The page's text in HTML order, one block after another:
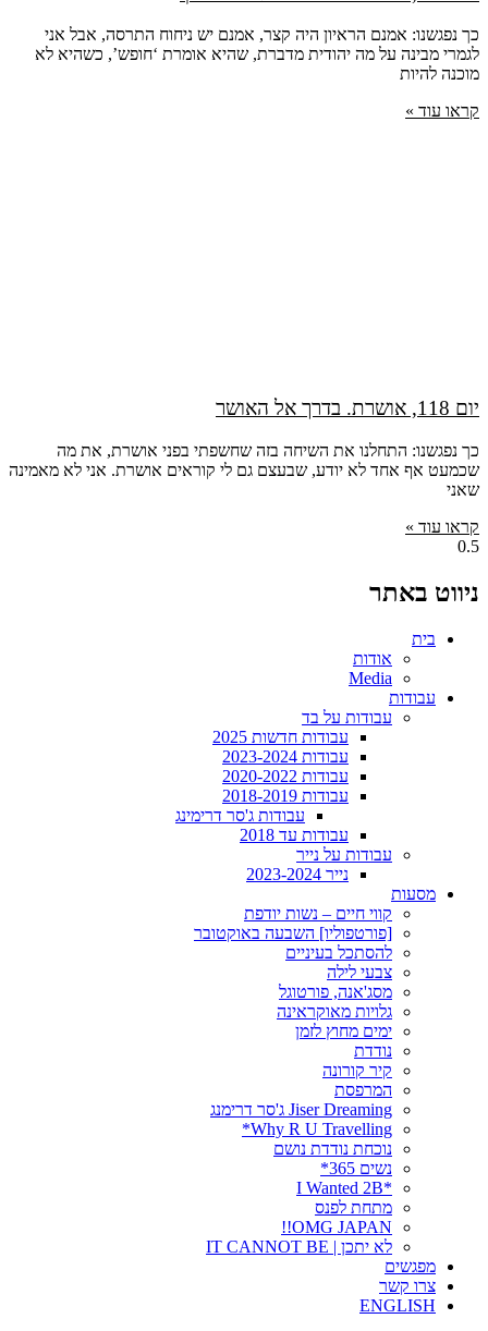
כך נפגשנו: אמנם הראיון היה קצר, אמנם יש ניחוח התרסה, אבל אני
לגמרי מבינה על מה יהודית מדברת, שהיא אומרת ‘חופש’, כשהיא לא
מוכנה להיות
קראו עוד »
יום 118, אושרת. בדרך אל האושר
כך נפגשנו: התחלנו את השיחה בזה שחשפתי בפני אושרת, את מה
שכמעט אף אחד לא יודע, שבעצם גם לי קוראים אושרת. אני לא מאמינה
שאני
קראו עוד »
ניווט באתר
בית
אודות
Media
עבודות
עבודות על בד
עבודות חדשות 2025
עבודות 2023-2024
עבודות 2020-2022
עבודות 2018-2019
עבודות ג'סר דרימינג
עבודות עד 2018
עבודות על נייר
נייר 2023-2024
מסעות
קווי חיים – נשות יודפת
[פורטפוליו] השבעה באוקטובר
להסתכל בעיניים
צבעי לילה
מסג'אנה, פורטוגל
גלויות מאוקראינה
ימים מחוץ לזמן
נודדת
קיר קורונה
המרפסת
Jiser Dreaming ג'סר דרימנג
Why R U Travelling*
נוכחת נודדת נושם
נשים 365*
*I Wanted 2B
מתחת לפנס
OMG JAPAN!!
לא יתכן | IT CANNOT BE
מפגשים
צרו קשר
ENGLISH